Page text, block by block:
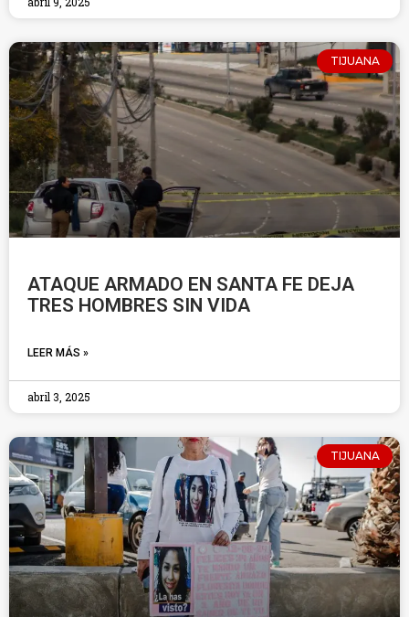
TIJUANA
ATAQUE ARMADO EN SANTA FE DEJA
TRES HOMBRES SIN VIDA
LEER MÁS »
abril 3, 2025
TIJUANA